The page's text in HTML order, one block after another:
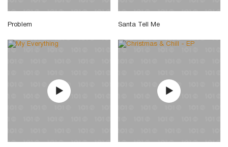
Problem Santa Tell Me